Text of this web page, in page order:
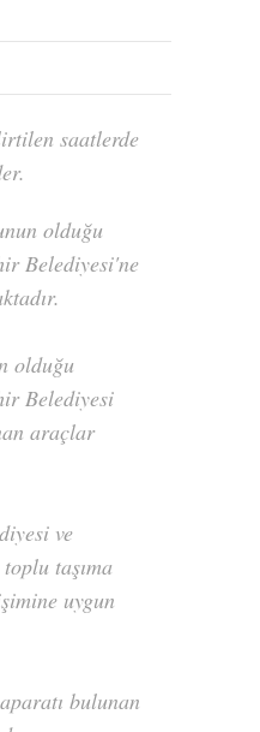
saatlerde
olduğu
Belediyesi'ne
olduğu
Belediyesi
araçlar
ve
taşıma
uygun
bulunan